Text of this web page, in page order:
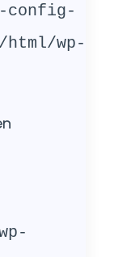
config-
html/wp-